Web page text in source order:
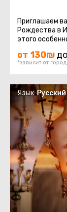
Приглашаем
Рождества в
этого
от 130₪
*зависит от
Язык:Русский